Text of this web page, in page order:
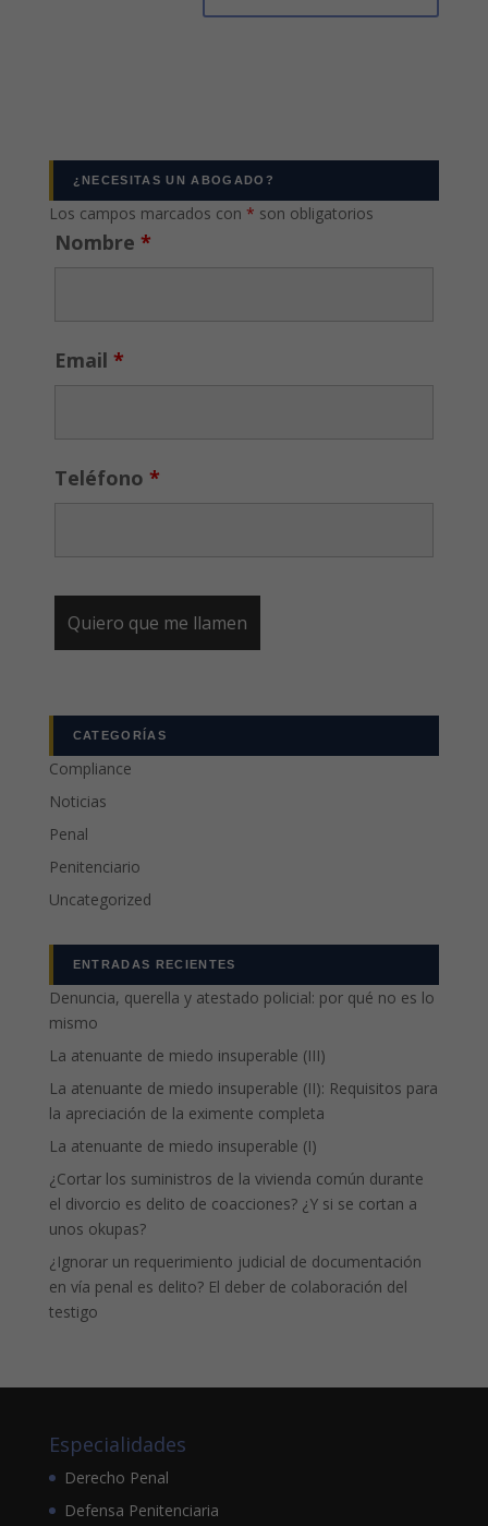
¿NECESITAS UN ABOGADO?
Los campos marcados con * son obligatorios
Nombre *
Email *
Teléfono *
CATEGORÍAS
Compliance
Noticias
Penal
Penitenciario
Uncategorized
ENTRADAS RECIENTES
Denuncia, querella y atestado policial: por qué no es lo
mismo
La atenuante de miedo insuperable (III)
La atenuante de miedo insuperable (II): Requisitos para
la apreciación de la eximente completa
La atenuante de miedo insuperable (I)
¿Cortar los suministros de la vivienda común durante
el divorcio es delito de coacciones? ¿Y si se cortan a
unos okupas?
¿Ignorar un requerimiento judicial de documentación
en vía penal es delito? El deber de colaboración del
testigo
Especialidades
Derecho Penal
Defensa Penitenciaria